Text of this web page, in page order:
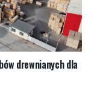
drewnianych dla